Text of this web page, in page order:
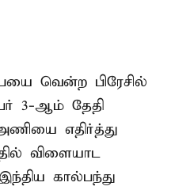
வென்ற பிரேசில்
3-ஆம் தேதி
எதிர்த்து
விளையாட
கால்பந்து